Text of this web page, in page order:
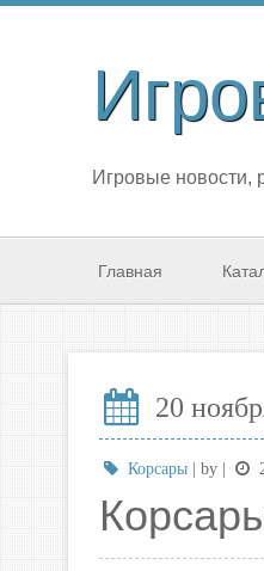
Игровые новости,
Главная
20
Корсары | by